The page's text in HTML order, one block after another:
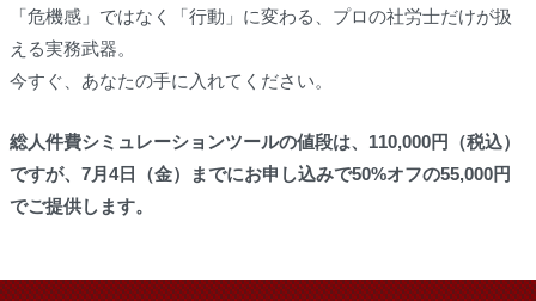
「危機感」ではなく「行動」に変わる、プロの社労士だけが扱
える実務武器。
今すぐ、あなたの手に入れてください。
総人件費シミュレーションツールの値段は、110,000円（税込）
ですが、7月4日（金）までにお申し込みで50%オフの55,000円
でご提供します。